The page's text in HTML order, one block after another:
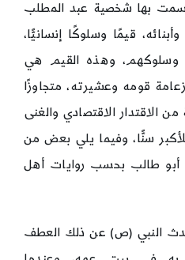
بها شخصية عبد المطلب
قيمًا وسلوكًا إنسانيًّا،
وسلوكهم، وهذه القيم هي
قومه وعشيرته، متجاوزًا
من الاقتدار الاقتصادي والغنى
للأكبر سنًّا، وفيما يلي بعض من
أبو طالب بحسب روايات أهل
النبي (ص) عن ذلك العطف